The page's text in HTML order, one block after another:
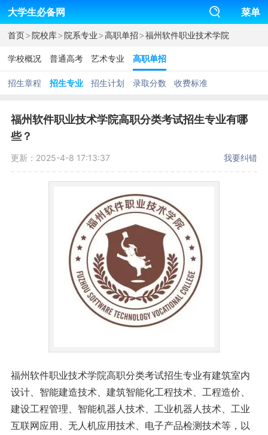
大学生必备网 菜单
首页>院校库>院系专业>高职单招>福州软件职业技术学院
学校概况 普通高考 艺术专业 高职单招
招生章程 招生专业 招生计划 录取分数 收费标准
福州软件职业技术学院高职分类考试招生专业有哪
些？
更新：2025-4-8 17:13:37 我要纠错
福州软件职业技术学院高职分类考试招生专业有建筑室内
设计、智能建造技术、建筑智能化工程技术、工程造价、
建设工程管理、智能机器人技术、工业机器人技术、工业
互联网应用、无人机应用技术、电子产品检测技术等，以